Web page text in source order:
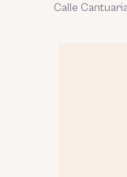
Calle